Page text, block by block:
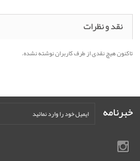
نقد و نظرات
تاکنون هیچ نقدی از طرف کاربران نوشته نشده.
خبرنامه